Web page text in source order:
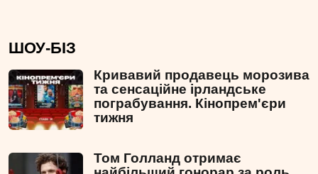
ШОУ-БІЗ
Кривавий продавець морозива
та сенсаційне ірландське
пограбування. Кінопрем'єри
тижня
Том Голланд отримає